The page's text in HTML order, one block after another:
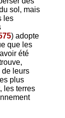
sol, mais
les
) adopte
que les
été
de leurs
plus
les terres